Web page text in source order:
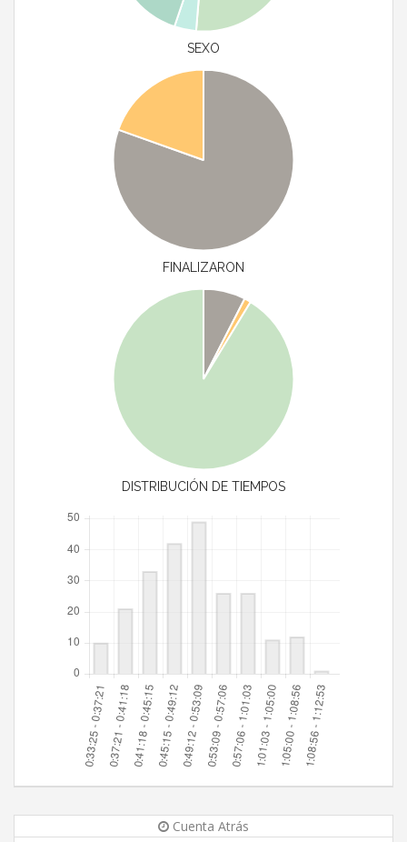
SEXO
FINALIZARON
DISTRIBUCIÓN DE TIEMPOS
Cuenta Atrás